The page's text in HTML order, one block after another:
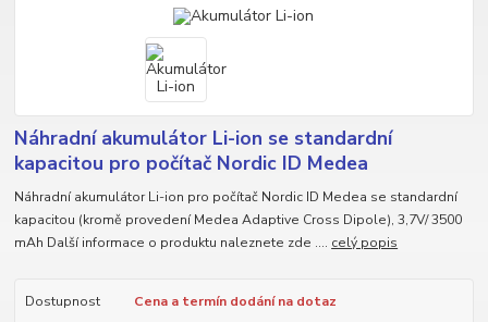
Náhradní akumulátor Li-ion se standardní
kapacitou pro počítač Nordic ID Medea
Náhradní akumulátor Li-ion pro počítač Nordic ID Medea se standardní
kapacitou (kromě provedení Medea Adaptive Cross Dipole), 3,7V/ 3500
mAh Další informace o produktu naleznete zde .... celý popis
Dostupnost
Cena a termín dodání na dotaz